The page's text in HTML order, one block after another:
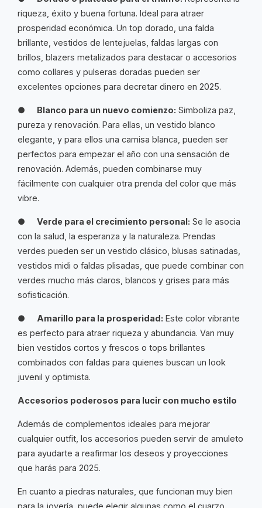
riqueza, éxito y buena fortuna. Ideal para atraer
prosperidad económica. Un top dorado, una falda
brillante, vestidos de lentejuelas, faldas largas con
brillos, blazers metalizados para destacar o accesorios
como collares y pulseras doradas pueden ser
excelentes opciones para decretar dinero en 2025.
● Blanco para un nuevo comienzo: Simboliza paz,
pureza y renovación. Para ellas, un vestido blanco
elegante, y para ellos una camisa blanca, pueden ser
perfectos para empezar el año con una sensación de
renovación. Además, pueden combinarse muy
fácilmente con cualquier otra prenda del color que más
vibre.
● Verde para el crecimiento personal: Se le asocia
con la salud, la esperanza y la naturaleza. Prendas
verdes pueden ser un vestido clásico, blusas satinadas,
vestidos midi o faldas plisadas, que puede combinar con
verdes mucho más claros, blancos y grises para más
sofisticación.
● Amarillo para la prosperidad: Este color vibrante
es perfecto para atraer riqueza y abundancia. Van muy
bien vestidos cortos y frescos o tops brillantes
combinados con faldas para quienes buscan un look
juvenil y optimista.
Accesorios poderosos para lucir con mucho estilo
Además de complementos ideales para mejorar
cualquier outfit, los accesorios pueden servir de amuleto
para ayudarte a reafirmar los deseos y proyecciones
que harás para 2025.
En cuanto a piedras naturales, que funcionan muy bien